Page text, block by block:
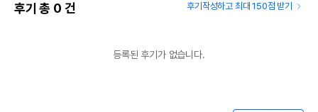
후기 총 0 건 후기작성하고 최대 150점 받기
등록된 후기가 없습니다.